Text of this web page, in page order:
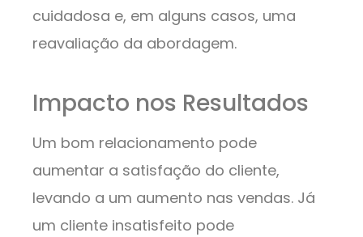
cuidadosa e, em alguns casos, uma
reavaliação da abordagem.
Impacto nos Resultados
Um bom relacionamento pode
aumentar a satisfação do cliente,
levando a um aumento nas vendas. Já
um cliente insatisfeito pode